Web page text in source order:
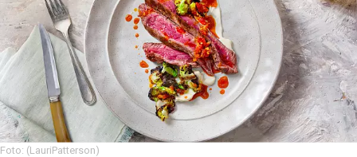
Foto: (LauriPatterson)